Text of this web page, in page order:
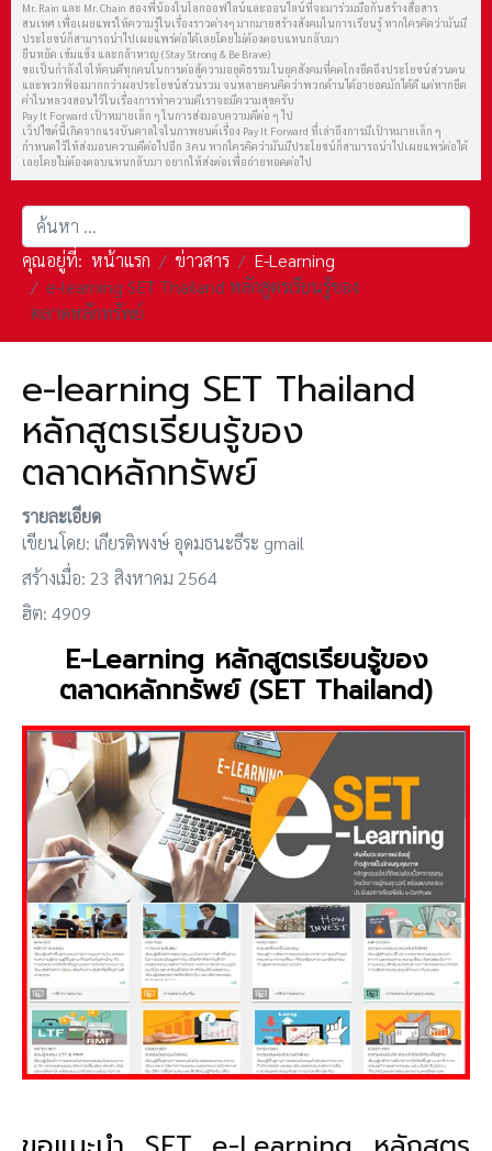
Mr. Rain และ Mr. Chain สองพี่น้องในโลกออฟไลน์และออนไลน์ที่จะมาร่วมมือกันสร้างสื่อสาร
สนเทศ เพื่อเผยแพร่ให้ความรู้ในเรื่องราวต่างๆ มากมายสร้างสังคมในการเรียนรู้ หากใครคิดว่ามันมี
ประโยชน์ก็สามารถนำไปเผยแพร่ต่อได้เลยโดยไม่ต้องตอบแทนกลับมา
ยืนหยัด เข้มแข็ง และกล้าหาญ (Stay Strong & Be Brave)
ขอเป็นกำลังใจให้คนดีทุกคนในการต่อสู้ความอยุติธรรม ในยุคสังคมที่คดโกงยึดถึงประโยชน์ส่วนตน
และพวกฟ้องมากกว่าผลประโยชน์ส่วนรวม จนหลายคนคิดว่าพวกด้านได้อายอดมักได้ดี แต่หากยึด
คำในหลวงสอนไว้ในเรื่องการทำความดีเราจะมีความสุขครับ
Pay It Forward เป้าหมายเล็ก ๆ ในการส่งมอบความดีต่อ ๆ ไป
เว็ปไซต์นี้เกิดจากแรงบันดาลใจในภาพยนต์เรื่อง Pay It Forward ที่เล่าถึงการมีเป้าหมายเล็ก ๆ
กำหนดไว้ให้ส่งมอบความดีต่อไปอีก 3 คน หากใครคิดว่ามันมีประโยชน์ก็สามารถนำไปเผยแพร่ต่อได้
เลยโดยไม่ต้องตอบแทนกลับมา อยากให้ส่งต่อเพื่อถ่ายทอดต่อไป
การค้นหา
คุณอยู่ที่: หน้าแรก ข่าวสาร
E-Learning
e-learning SET Thailand หลักสูตรเรียนรู้ของ
ตลาดหลักทรัพย์
e-learning SET Thailand
หลักสูตรเรียนรู้ของ
ตลาดหลักทรัพย์
รายละเอียด
เขียนโดย: เกียรติพงษ์ อุดมธนะธีระ gmail
สร้างเมื่อ: 23 สิงหาคม 2564
ฮิต: 4909
E-Learning หลักสูตรเรียนรู้ของ
ตลาดหลักทรัพย์ (SET Thailand)